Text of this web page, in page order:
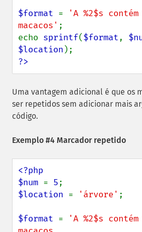
$format =
'A %2$s contém
macacos' ;
echo sprintf($format,
$location
?>
Uma vantagem adicional é que os
ser repetidos sem adicionar mais
código.
Exemplo #4 Marcador repetido
<?php
$num = 5
$location = 'árvore' ;
$format =
'A %2$s contém